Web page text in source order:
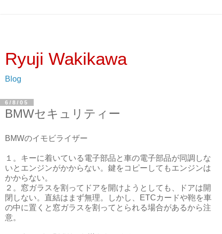
Ryuji Wakikawa
Blog
6/8/05
BMWセキュリティー
BMWのイモビライザー
１。キーに着いている電子部品と車の電子部品が同調しな
いとエンジンがかからない。鍵をコピーしてもエンジンは
かからない。
２。窓ガラスを割ってドアを開けようとしても、ドアは開
閉しない。直結はまず無理。しかし、ETCカードや鞄を車
の中に置くと窓ガラスを割ってとられる場合があるから注
意。